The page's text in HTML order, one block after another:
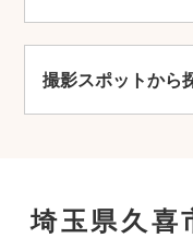
撮影スポットから
埼玉県久喜